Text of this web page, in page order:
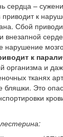
сердца –
приводит к
Сбой
внезапной
нарушение
к
организма и
тканях
бляшки. Это